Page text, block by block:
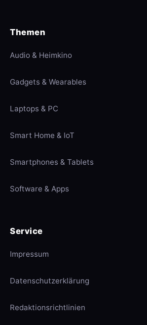
Themen
Audio & Heimkino
Gadgets & Wearables
Laptops & PC
Smart Home & IoT
Smartphones & Tablets
Software & Apps
Service
Impressum
Datenschutzerklärung
Redaktionsrichtlinien